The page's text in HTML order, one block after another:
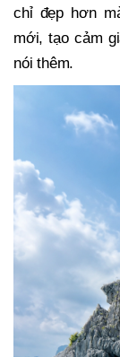
chỉ đẹp hơn
mới, tạo cảm
nói thêm.